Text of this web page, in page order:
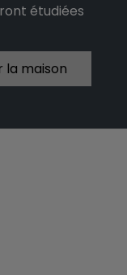
étudiées
la maison